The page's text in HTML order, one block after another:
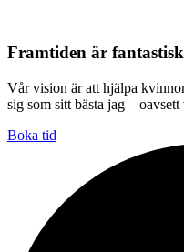
Framtiden är fantastisk
Vår vision är att hjälpa
sig som sitt bästa jag –
Boka tid